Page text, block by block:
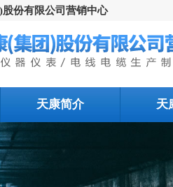
份有限公司营销中心
天康简介 天